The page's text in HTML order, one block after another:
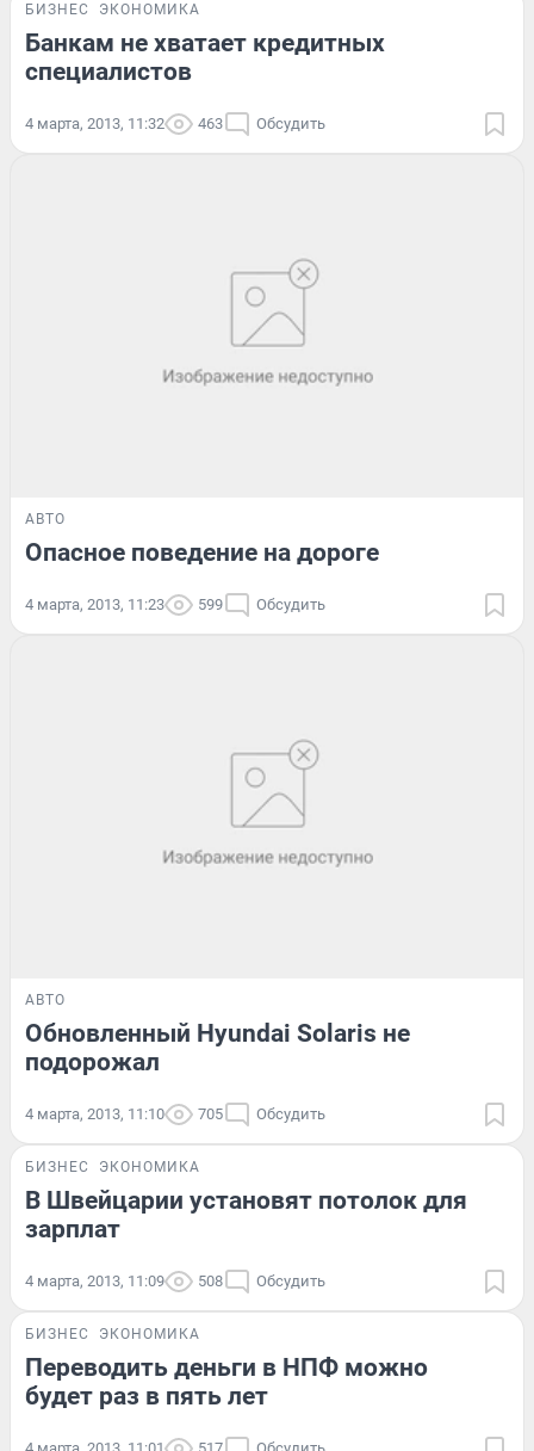
БИЗНЕС ЭКОНОМИКА
Банкам не хватает кредитных
специалистов
4 марта, 2013, 11:32 463 Обсудить
АВТО
Опасное поведение на дороге
4 марта, 2013, 11:23 599 Обсудить
АВТО
Обновленный Hyundai Solaris не
подорожал
4 марта, 2013, 11:10 705 Обсудить
БИЗНЕС ЭКОНОМИКА
В Швейцарии установят потолок для
зарплат
4 марта, 2013, 11:09 508 Обсудить
БИЗНЕС ЭКОНОМИКА
Переводить деньги в НПФ можно
будет раз в пять лет